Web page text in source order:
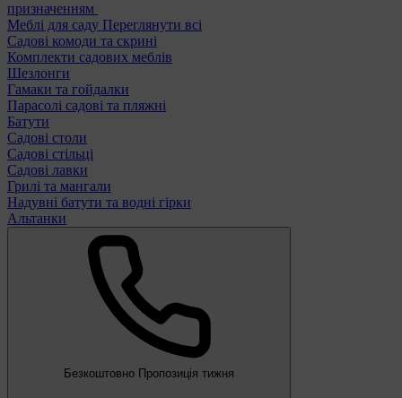
призначенням
Меблі для саду Переглянути всі
Садові комоди та скрині
Комплекти садових меблів
Шезлонги
Гамаки та гойдалки
Парасолі садові та пляжні
Батути
Садові столи
Садові стільці
Садові лавки
Грилі та мангали
Надувні батути та водні гірки
Альтанки
Безкоштовно Пропозиція тижня